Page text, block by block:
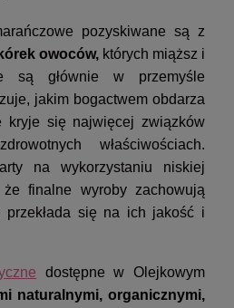
pozyskiwane są z
owoców, których miąższ i
są głównie w przemyśle
jakim bogactwem obdarza
kryje się najwięcej związków
właściwościach.
na wykorzystaniu niskiej
że finalne wyroby zachowują
przekłada się na ich jakość i
dostępne w Olejkowym
naturalnymi, organicznymi,